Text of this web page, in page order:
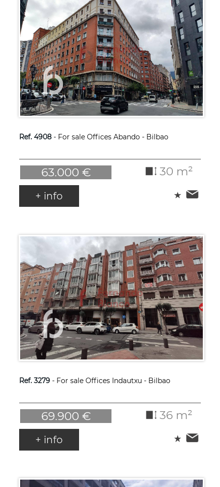
Ref. 4908- For sale Offices Abando - Bilbao
63.000 € 30 m²
+ info
Ref. 3279- For sale Offices Indautxu - Bilbao
69.900 € 36 m²
+ info